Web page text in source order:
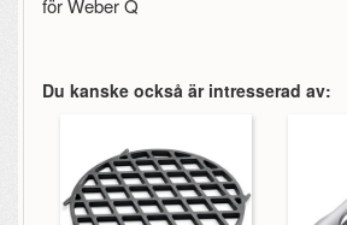
för Weber Q
Du kanske också är intresserad av: